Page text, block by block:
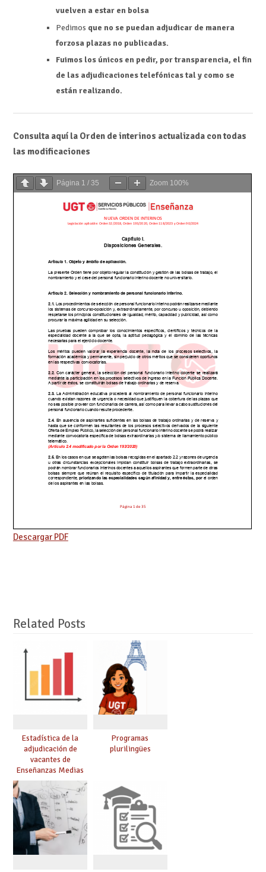
vuelven a estar en bolsa
Pedimos que no se puedan adjudicar de manera
forzosa plazas no publicadas.
Fuimos los únicos en pedir, por transparencia, el fin
de las adjudicaciones telefónicas tal y como se
están realizando.
Consulta aquí la Orden de interinos actualizada con todas
las modificaciones
Página 1 / 35 Zoom 100%
Descargar PDF
Related Posts
Estadística de la
adjudicación de
vacantes de
Enseñanzas Medias
para el curso 26/27
Programas
plurilingües